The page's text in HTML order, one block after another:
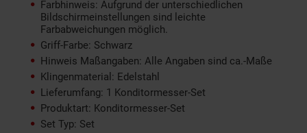
Farbhinweis: Aufgrund der unterschiedlichen
Bildschirmeinstellungen sind leichte
Farbabweichungen möglich.
Griff-Farbe: Schwarz
Hinweis Maßangaben: Alle Angaben sind ca.-Maße
Klingenmaterial: Edelstahl
Lieferumfang: 1 Konditormesser-Set
Produktart: Konditormesser-Set
Set Typ: Set